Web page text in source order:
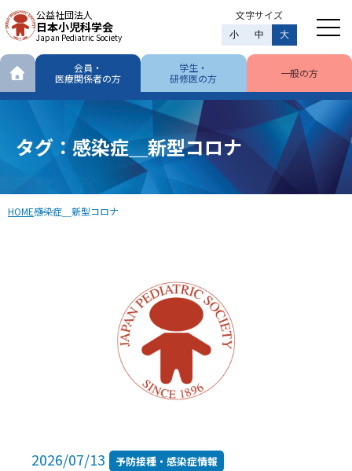
公益社団法人
日本小児科学会
Japan Pediatric Society
文字サイズ
小 中 大
会員・
医療関係者の方
学生・
研修医の方
一般の方
タグ：感染症＿新型コロナ
HOME感染症＿新型コロナ
2026/07/13 予防接種・感染症情報